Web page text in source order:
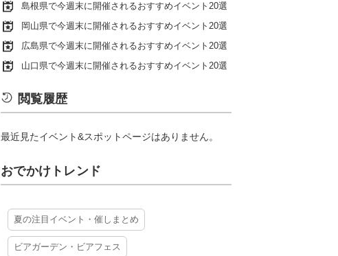
島根県で今週末に開催されるおすすめイベント20選
岡山県で今週末に開催されるおすすめイベント20選
広島県で今週末に開催されるおすすめイベント20選
山口県で今週末に開催されるおすすめイベント20選
閲覧履歴
最近見たイベント&スポットページはありません。
おでかけトレンド
夏の注目イベント・催しまとめ
ビアガーデン・ビアフェス